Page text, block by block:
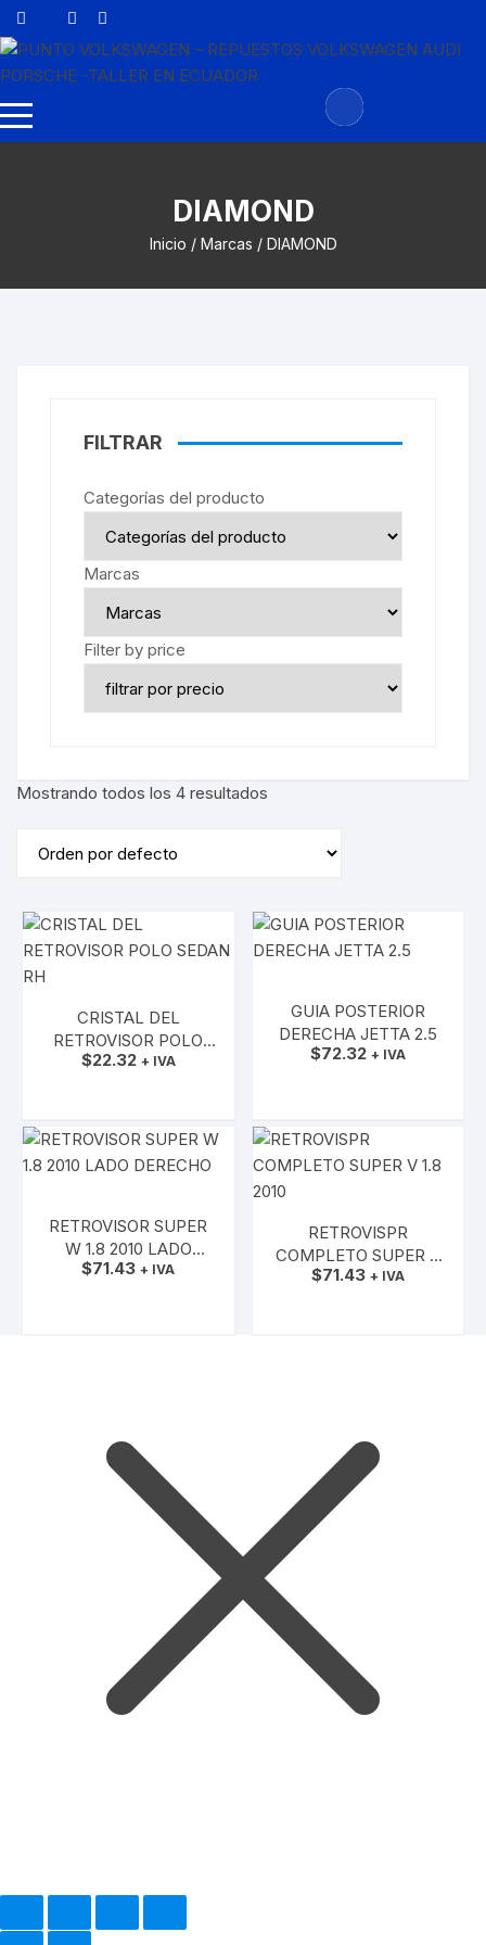
Saltar
al
DIAMOND
Inicio / Marcas / DIAMOND
Mostrando todos los 4 resultados
CRISTAL DEL
RETROVISOR POLO
SEDAN RH
$22.32 + IVA
GUIA POSTERIOR
DERECHA JETTA 2.5
$72.32 + IVA
RETROVISOR SUPER
W 1.8 2010 LADO
DERECHO
$71.43 + IVA
RETROVISPR
COMPLETO SUPER V
1.8 2010
$71.43 + IVA
FILTRAR
Categorías del producto
Marcas
Filter by price